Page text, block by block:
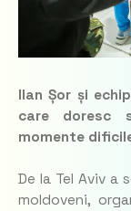
Ilan Șor și
care doresc
momente
De la Tel Aviv
moldoveni,